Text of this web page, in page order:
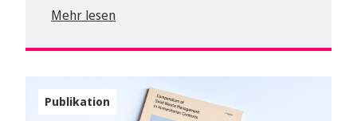
Mehr lesen
Publikation